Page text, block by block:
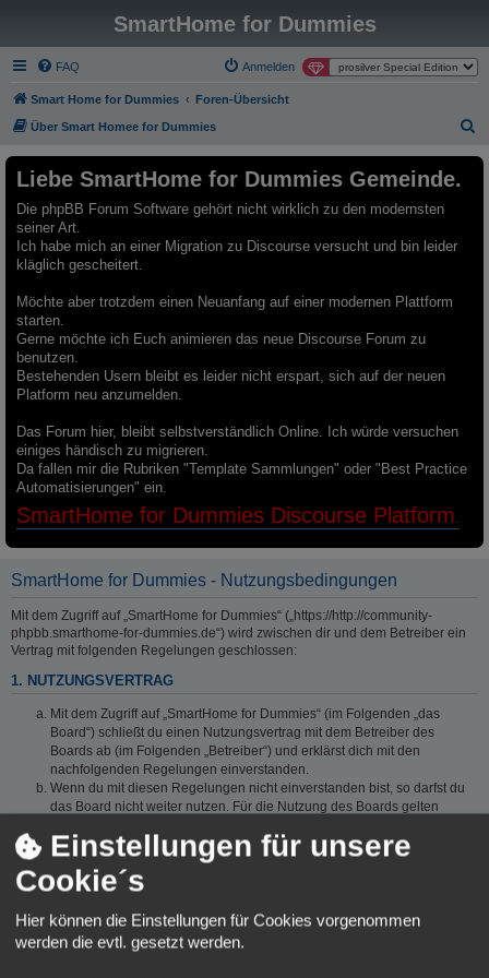
SmartHome for Dummies
FAQ Anmelden
Smart Home for Dummies Foren-Übersicht
Über Smart Homee for Dummies
Liebe SmartHome for Dummies Gemeinde.
Die phpBB Forum Software gehört nicht wirklich zu den modernsten
seiner Art.
Ich habe mich an einer Migration zu Discourse versucht und bin leider
kläglich gescheitert.
Möchte aber trotzdem einen Neuanfang auf einer modernen Plattform
starten.
Gerne möchte ich Euch animieren das neue Discourse Forum zu
benutzen.
Bestehenden Usern bleibt es leider nicht erspart, sich auf der neuen
Platform neu anzumelden.
Das Forum hier, bleibt selbstverständlich Online. Ich würde versuchen
einiges händisch zu migrieren.
Da fallen mir die Rubriken "Template Sammlungen" oder "Best Practice
Automatisierungen" ein.
SmartHome for Dummies Discourse Platform.
SmartHome for Dummies - Nutzungsbedingungen
Mit dem Zugriff auf „SmartHome for Dummies“ („https://http://community-
phpbb.smarthome-for-dummies.de“) wird zwischen dir und dem Betreiber ein
Vertrag mit folgenden Regelungen geschlossen:
1. NUTZUNGSVERTRAG
Mit dem Zugriff auf „SmartHome for Dummies“ (im Folgenden „das
Board“) schließt du einen Nutzungsvertrag mit dem Betreiber des
Boards ab (im Folgenden „Betreiber“) und erklärst dich mit den
nachfolgenden Regelungen einverstanden.
Wenn du mit diesen Regelungen nicht einverstanden bist, so darfst du
das Board nicht weiter nutzen. Für die Nutzung des Boards gelten
Der Nutzungsvertrag wird auf unbestimmte Zeit geschlossen und kann
von beiden Seiten ohne Einhaltung einer Frist jederzeit gekündigt
werden.
2. EINRÄUMUNG VON NUTZUNGSRECHTEN
Mit dem Erstellen eines Beitrags erteilst du dem Betreiber ein einfaches,
Einstellungen für unsere
Cookie´s
Hier können die Einstellungen für Cookies vorgenommen
werden die evtl. gesetzt werden.